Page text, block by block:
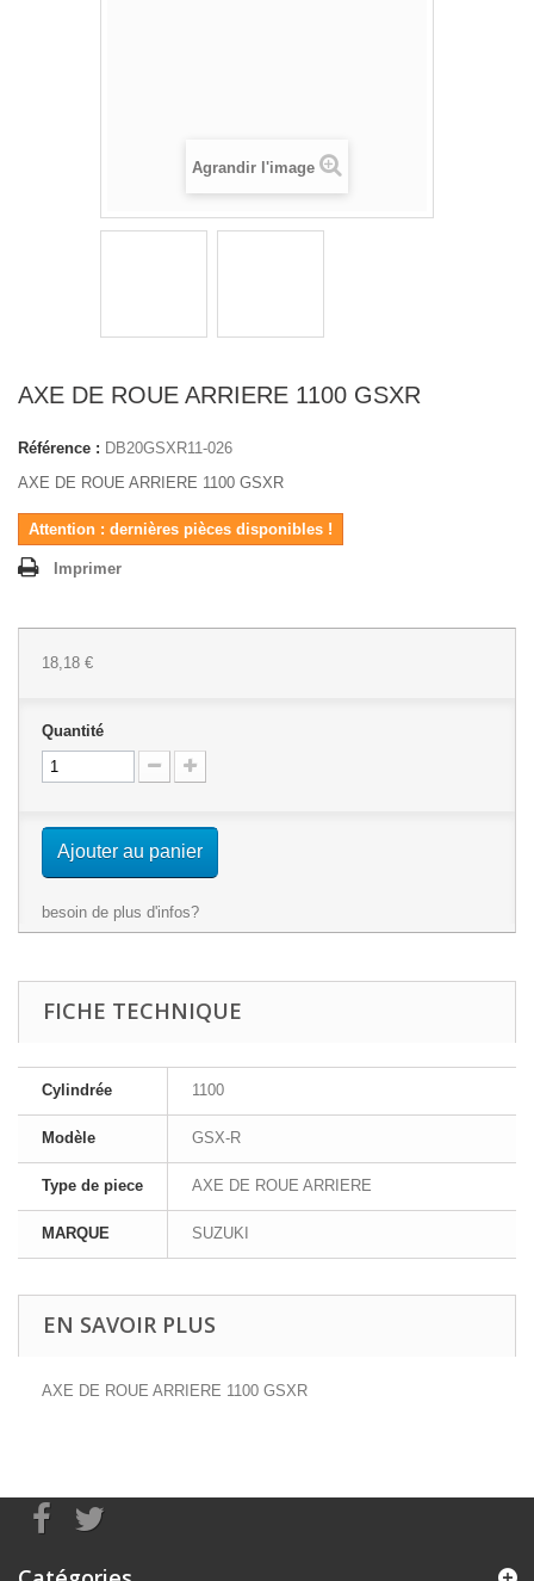
Agrandir l'image
AXE DE ROUE ARRIERE 1100 GSXR
Référence : DB20GSXR11-026
AXE DE ROUE ARRIERE 1100 GSXR
Attention : dernières pièces disponibles !
Imprimer
18,18 €
Quantité
Ajouter au panier
besoin de plus d'infos?
FICHE TECHNIQUE
Cylindrée 1100
Modèle GSX-R
Type de piece AXE DE ROUE ARRIERE
MARQUE SUZUKI
EN SAVOIR PLUS
AXE DE ROUE ARRIERE 1100 GSXR